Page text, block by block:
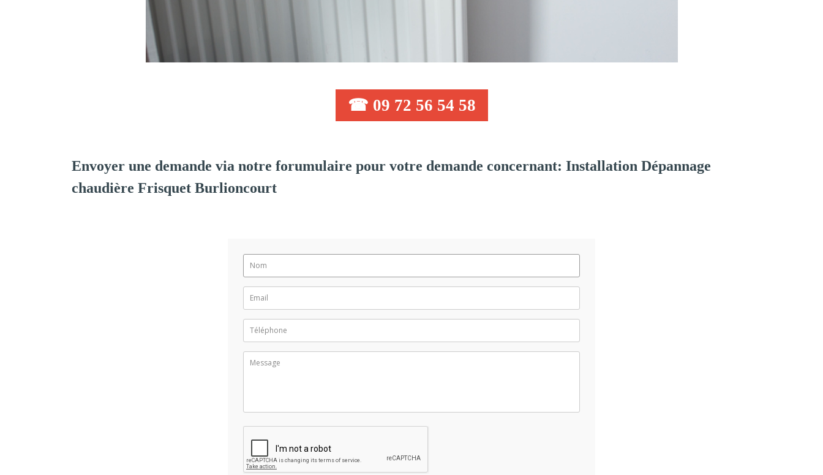
☎ 09 72 56 54 58
Envoyer une demande via notre forumulaire pour votre demande concernant: Installation Dépannage
chaudière Frisquet Burlioncourt